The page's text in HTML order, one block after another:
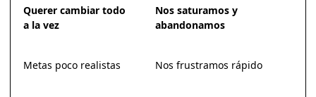
Querer cambiar todo
a la vez
Nos saturamos y
abandonamos
Metas poco realistas Nos frustramos rápido